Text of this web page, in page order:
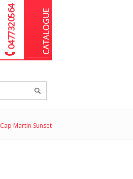
04 77 32 05 64
Cap Martin Sunset